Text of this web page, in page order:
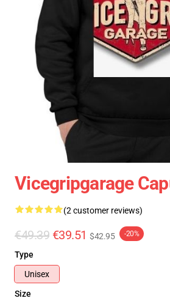
Vicegripgarage
(2 customer reviews)
€49.39 €39.51 $42.95 -20%
Type
Unisex
Size